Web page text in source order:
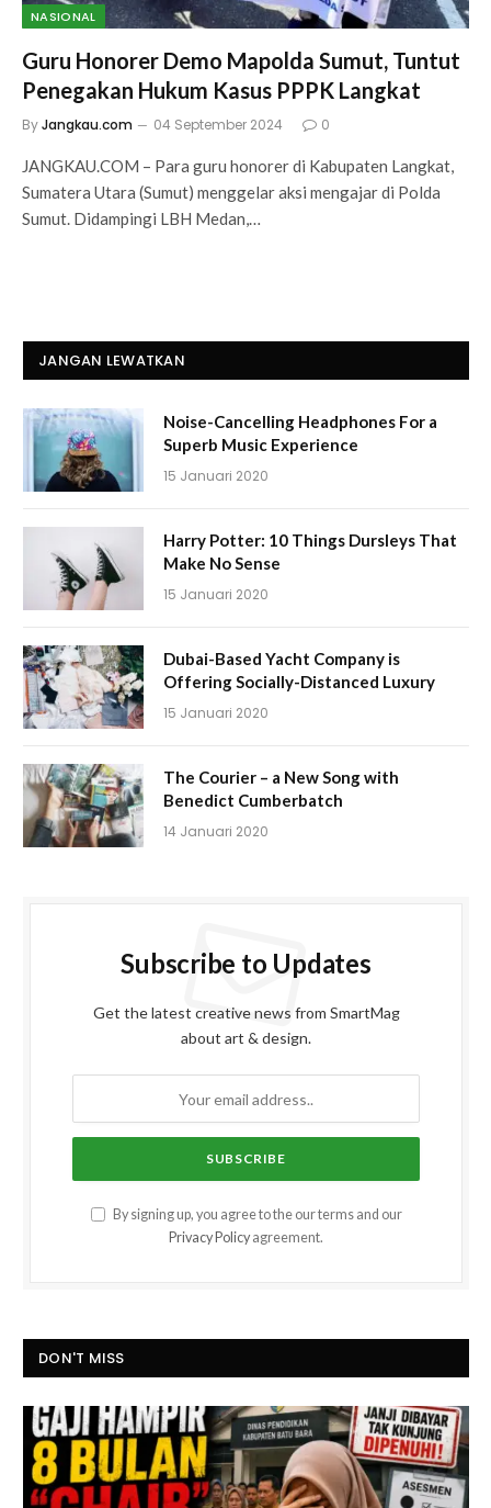
NASIONAL
Guru Honorer Demo Mapolda Sumut, Tuntut
Penegakan Hukum Kasus PPPK Langkat
ByJangkau.com 04 September 2024 0
JANGKAU.COM – Para guru honorer di Kabupaten Langkat,
Sumatera Utara (Sumut) menggelar aksi mengajar di Polda
Sumut. Didampingi LBH Medan,…
JANGAN LEWATKAN
Noise-Cancelling Headphones For a
Superb Music Experience
15 Januari 2020
Harry Potter: 10 Things Dursleys That
Make No Sense
15 Januari 2020
Dubai-Based Yacht Company is
Offering Socially-Distanced Luxury
15 Januari 2020
The Courier – a New Song with
Benedict Cumberbatch
14 Januari 2020
Subscribe to Updates
Get the latest creative news from SmartMag
about art & design.
By signing up, you agree to the our terms and our
Privacy Policy agreement.
DON'T MISS